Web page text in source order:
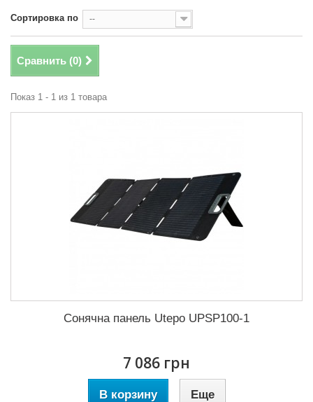
Сортировка по --
Сравнить (0)
Показ 1 - 1 из 1 товара
Сонячна панель Utepo UPSP100-1
7 086 грн
В корзину Еще